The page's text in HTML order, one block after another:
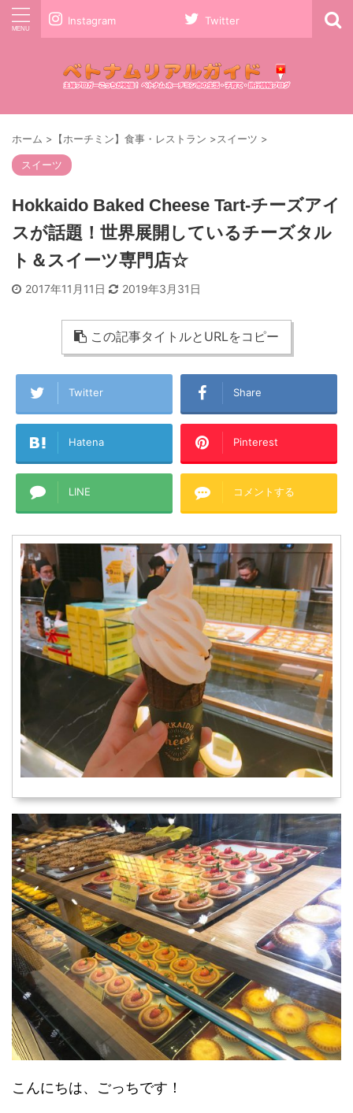
Instagram Twitter
ホーム > 【ホーチミン】食事・レストラン >スイーツ >
スイーツ
Hokkaido Baked Cheese Tart-チーズアイ
スが話題！世界展開しているチーズタル
ト＆スイーツ専門店☆
2017年11月11日 2019年3月31日
この記事タイトルとURLをコピー
Twitter Share
Hatena Pinterest
LINE コメントする
こんにちは、ごっちです！